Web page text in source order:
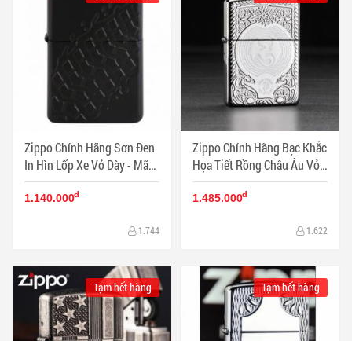
Zippo Chính Hãng Sơn Đen
In Hìn Lốp Xe Vỏ Dày - Mã
SP: ZPC1301
1.140.000đ
1.744
Zippo Chính Hãng Bạc Khắc
Họa Tiết Rồng Châu Âu Vỏ
Dày - Mã SP: ZPC1300
1.485.000đ
1.622
Tạm hết hàng Tạm hết hàng